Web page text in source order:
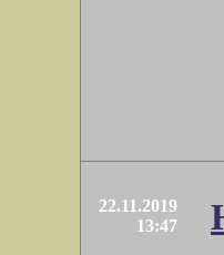
22.11.2019
13:47